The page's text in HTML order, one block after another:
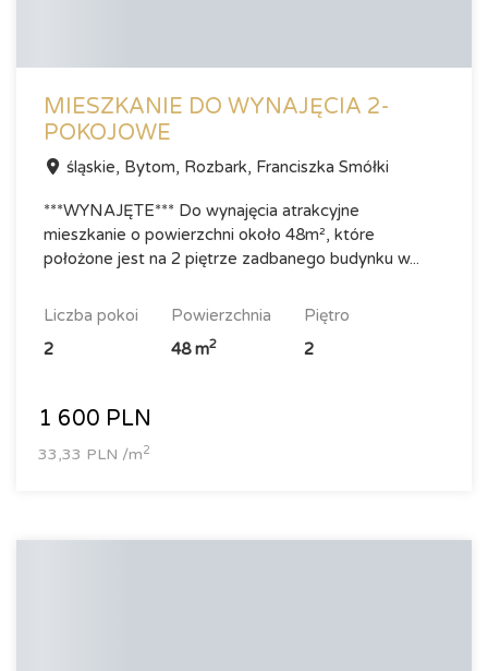
MIESZKANIE DO WYNAJĘCIA 2-
POKOJOWE
śląskie, Bytom, Rozbark, Franciszka Smółki
***WYNAJĘTE*** Do wynajęcia atrakcyjne
mieszkanie o powierzchni około 48m², które
położone jest na 2 piętrze zadbanego budynku w...
liczba pokoi
2
powierzchnia
48 m2
piętro
2
1 600 PLN
33,33 PLN /m2